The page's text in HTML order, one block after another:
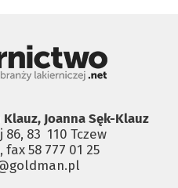
Klauz, Joanna Sęk-Klauz
83 ­ 110 Tczew
fax 58 777 01 25